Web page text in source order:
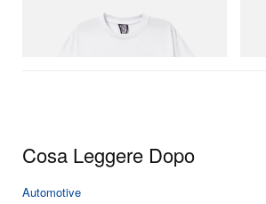
Cosa Leggere Dopo
Automotive